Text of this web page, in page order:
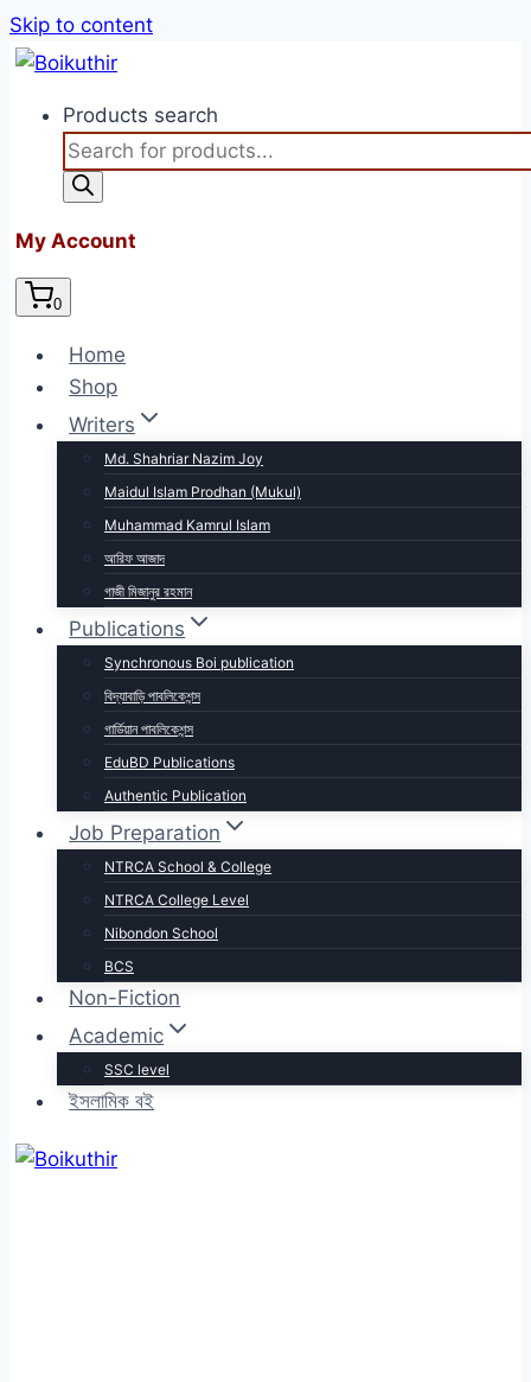
Skip to content
Products search
My Account
0
Home
Shop
Writers
Md. Shahriar Nazim Joy
Maidul Islam Prodhan (Mukul)
Muhammad Kamrul Islam
আরিফ আজাদ
গাজী মিজানুর রহমান
Publications
Synchronous Boi publication
বিদ্যাবাড়ি পাবলিকেশন্স
গার্ডিয়ান পাবলিকেশন্স
EduBD Publications
Authentic Publication
Job Preparation
NTRCA School & College
NTRCA College Level
Nibondon School
BCS
Non-Fiction
Academic
SSC level
ইসলামিক বই